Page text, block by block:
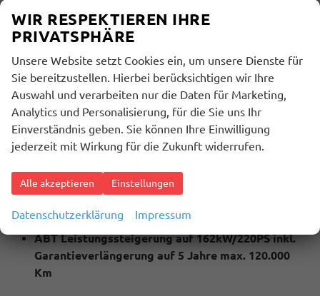
(6I6) Spurhalteassistent plus Emergency Assist
und Stauassistent
(KA6) 360 Grad Kamera / Area View
(4K6) Schlüsselloses Schließ- und Startsystem
""Keyless Advanced"" mit Safesicherung
(4A4) Sitzheizung für Vorder- und Rücksitze
(4KF) Fenster ab B-Säule abgedunkelt
(8IT) LED Scheinwerfer inkl. LED Tagfahrlicht
(8A2) Parklenkassistent
(KS1) Head Up Display
(3FU) Panoramaglasschiebedach
ABT Leistungssteigerung auf 162kW/220PS inkl.
Garantieverlängerung auf 5 Jahre max. 120.000
Km
WIR RESPEKTIEREN IHRE
PRIVATSPHÄRE
Unsere Website setzt Cookies ein, um unsere Dienste für
Sie bereitzustellen. Hierbei berücksichtigen wir Ihre
Auswahl und verarbeiten nur die Daten für Marketing,
Analytics und Personalisierung, für die Sie uns Ihr
Einverständnis geben. Sie können Ihre Einwilligung
jederzeit mit Wirkung für die Zukunft widerrufen.
Alle akzeptieren Einstellungen
Datenschutzerklärung Impressum